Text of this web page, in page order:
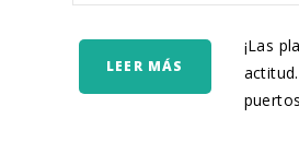
LEER MÁS
¡Las